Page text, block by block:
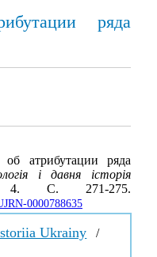
ряда
атрибутации ряда
і давня історія
С. 271-275.
0000788635
Ukrainy /